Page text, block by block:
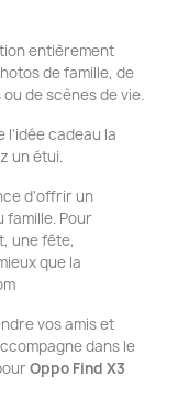
entièrement
de famille, de
de scènes de vie.
l'idée cadeau la
un étui.
d'offrir un
famille. Pour
une fête,
que la
vos amis et
dans le
Oppo Find X3